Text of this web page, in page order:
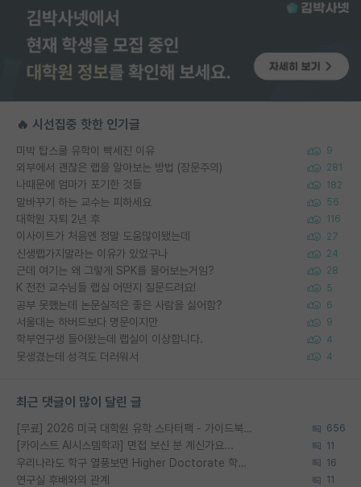
🔥 시선집중 핫한 인기글
미박 탑스쿨 유학이 빡세진 이유 9
외부에서 괜찮은 랩을 알아보는 방법 (장문주의) 281
나때문에 엄마가 포기한 것들 182
말바꾸기 하는 교수는 피하세요 56
대학원 자퇴 2년 후 116
이사이트가 처음엔 정말 도움많이됐는데 27
신생랩가지말라는 이유가 있었구나 24
근데 여기는 왜 그렇게 SPK를 물어보는거임? 28
K 전전 교수님들 랩실 어떤지 질문드려요! 5
공부 못했는데 논문실적은 좋은 사람을 싫어함? 6
서울대는 하버드보다 명문이지만 9
학부연구생 들어왔는데 랩실이 이상합니다. 4
못생겼는데 성격도 더러워서 4
최근 댓글이 많이 달린 글
[무료] 2026 미국 대학원 유학 스타터팩 - 가이드북 & 합격자 컨택메일 템플릿 656
[카이스트 AI시스템학과] 면접 보신 분 계신가요... 11
우리나라도 학구 열풍보면 Higher Doctorate 학위가 필요하다고 봅니다. 16
연구실 후배와의 관계 11